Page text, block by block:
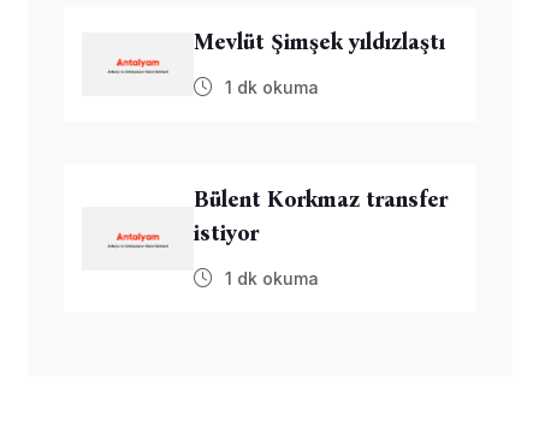
Mevlüt Şimşek yıldızlaştı
1 dk okuma
Bülent Korkmaz transfer
istiyor
1 dk okuma